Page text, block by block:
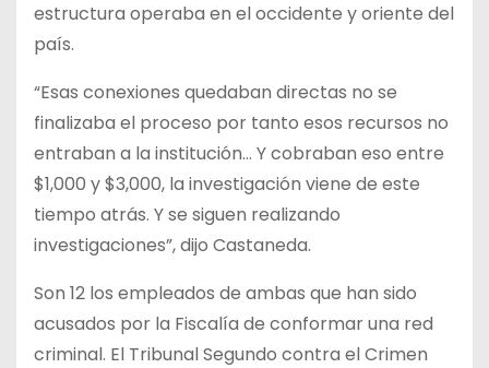
estructura operaba en el occidente y oriente del
país.
“Esas conexiones quedaban directas no se
finalizaba el proceso por tanto esos recursos no
entraban a la institución… Y cobraban eso entre
$1,000 y $3,000, la investigación viene de este
tiempo atrás. Y se siguen realizando
investigaciones”, dijo Castaneda.
Son 12 los empleados de ambas que han sido
acusados por la Fiscalía de conformar una red
criminal. El Tribunal Segundo contra el Crimen